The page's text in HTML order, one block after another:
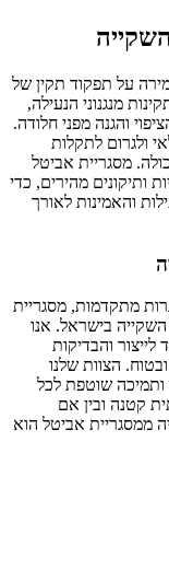
על תפקוד תקין של
מנגנוני הנעילה,
והגנה מפני חלודה.
ולגרום לתקלות
מסגריית אביטל
ותיקונים מהירים, כדי
והאמינות לאורך
מתקדמות, מסגריית
בישראל. אנו
והבדיקות
הצוות שלנו
ותמיכה שוטפת לכל
קטנה ובין אם
ממסגריית אביטל הוא